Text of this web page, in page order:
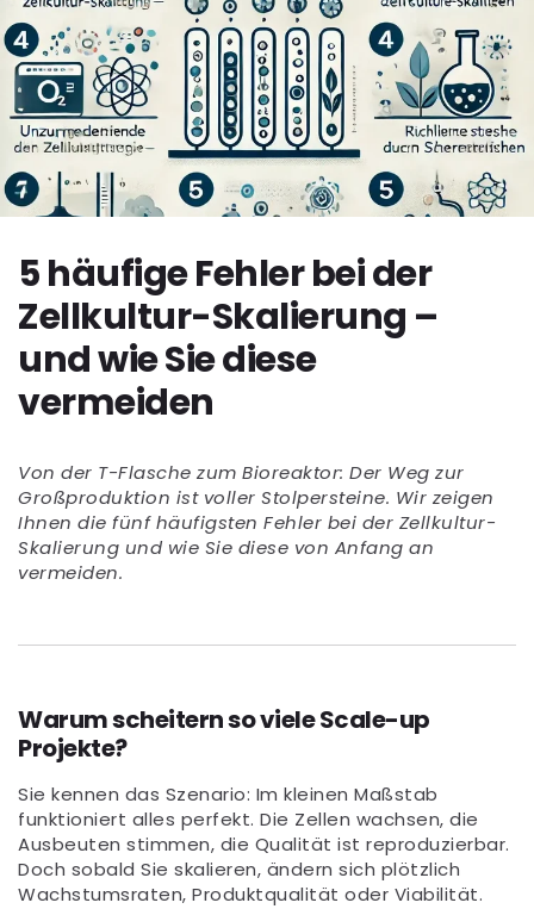
5 häufige Fehler bei der
Zellkultur-Skalierung –
und wie Sie diese
vermeiden
Von der T-Flasche zum Bioreaktor: Der Weg zur
Großproduktion ist voller Stolpersteine. Wir zeigen
Ihnen die fünf häufigsten Fehler bei der Zellkultur-
Skalierung und wie Sie diese von Anfang an
vermeiden.
Warum scheitern so viele Scale-up
Projekte?
Sie kennen das Szenario: Im kleinen Maßstab
funktioniert alles perfekt. Die Zellen wachsen, die
Ausbeuten stimmen, die Qualität ist reproduzierbar.
Doch sobald Sie skalieren, ändern sich plötzlich
Wachstumsraten, Produktqualität oder Viabilität.